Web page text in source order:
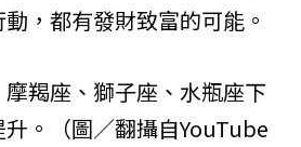
，都有發財致富的可能。
羯座、獅子座、水瓶座下
。（圖／翻攝自YouTube